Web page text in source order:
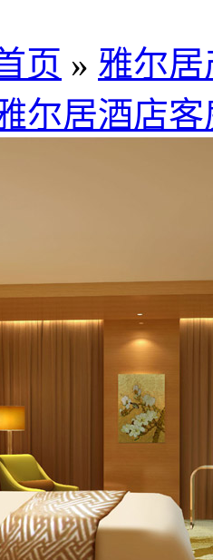
页 » 雅尔
尔居酒店客